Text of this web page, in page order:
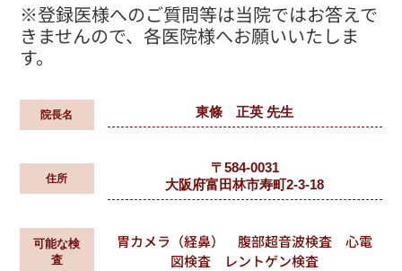
※登録医様へのご質問等は当院ではお答えで
きませんので、各医院様へお願いいたしま
す。
院長名 東條 正英 先生
住所
〒584-0031
大阪府富田林市寿町2-3-18
可能な検
査
胃カメラ（経鼻） 腹部超音波検査 心電
図検査 レントゲン検査